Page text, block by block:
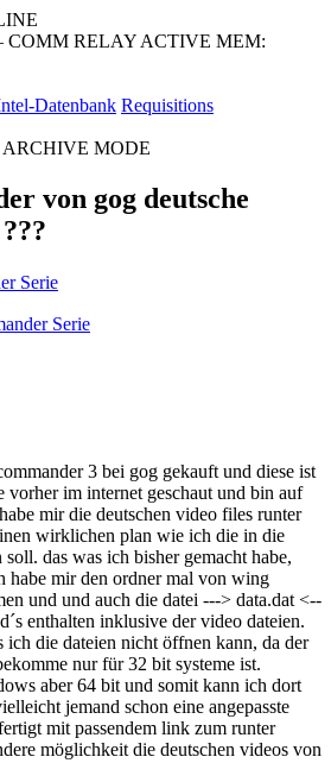
RELAY ACTIVE MEM:
Datenbank Requisitions
ARCHIVE MODE
von gog deutsche
Serie
Serie
3 bei gog gekauft und diese ist
vorher im internet geschaut und bin auf
mir die deutschen video files runter
wirklichen plan wie ich die in die
das was ich bisher gemacht habe,
habe mir den ordner mal von wing
und und auch die datei ---> data.dat <--
enthalten inklusive der video dateien.
ich die dateien nicht öffnen kann, da der
nur für 32 bit systeme ist.
aber 64 bit und somit kann ich dort
jemand schon eine angepasste
mit passendem link zum runter
möglichkeit die deutschen videos von